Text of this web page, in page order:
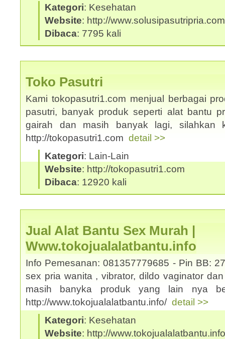
Kategori: Kesehatan
Website: http://www.solusipasutripria.com
Dibaca: 7795 kali
Toko Pasutri
Kami tokopasutri1.com menjual berbagai
pasutri, banyak produk seperti alat bantu
gairah dan masih banyak lagi, silahkan
http://tokopasutri1.com detail >>
Kategori: Lain-Lain
Website: http://tokopasutri1.com
Dibaca: 12920 kali
Jual Alat Bantu Sex Murah |
Www.tokojualalatbantu.info
Info Pemesanan: 081357779685 - Pin BB:
sex pria wanita , vibrator, dildo vaginator
masih banyka produk yang lain nya
http://www.tokojualalatbantu.info/ detail >>
Kategori: Kesehatan
Website: http://www.tokojualalatbantu.info